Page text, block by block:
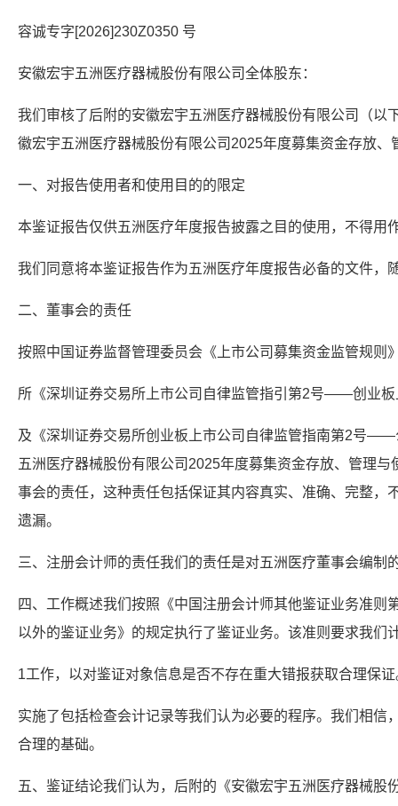
容诚专字[2026]230Z0350 号
安徽宏宇五洲医疗器械股份有限公司全体股东：
我们审核了后附的安徽宏宇五洲医疗器械股份有限公司（以
徽宏宇五洲医疗器械股份有限公司2025年度募集资金存放、
一、对报告使用者和使用目的的限定
本鉴证报告仅供五洲医疗年度报告披露之目的使用，不得用
我们同意将本鉴证报告作为五洲医疗年度报告必备的文件，
二、董事会的责任
按照中国证券监督管理委员会《上市公司募集资金监管规则
所《深圳证券交易所上市公司自律监管指引第2号——创业板
及《深圳证券交易所创业板上市公司自律监管指南第2号
五洲医疗器械股份有限公司2025年度募集资金存放、管理
事会的责任，这种责任包括保证其内容真实、准确、完整，
遗漏。
三、注册会计师的责任我们的责任是对五洲医疗董事会编制
四、工作概述我们按照《中国注册会计师其他鉴证业务准则
以外的鉴证业务》的规定执行了鉴证业务。该准则要求我们
1工作，以对鉴证对象信息是否不存在重大错报获取合理保
实施了包括检查会计记录等我们认为必要的程序。我们相信
合理的基础。
五、鉴证结论我们认为，后附的《安徽宏宇五洲医疗器械股